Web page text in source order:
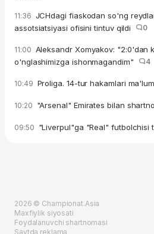
11:36 JCHdagi fiaskodan so'ng
assotsiatsiyasi ofisini tintuv qildi
0
11:00 Aleksandr Xomyakov: "2:0'dan
o'nglashimizga ishonmagandim"
4
10:49 Proliga. 14-tur hakamlari ma'lum
10:20 "Arsenal" Emirates bilan
09:50 "Liverpul"ga "Real" futbolchisi
2026 © Championat.Asia
Maxfiylik siyosati
Foydalanuvchi shartnomasi
Saytda reklama